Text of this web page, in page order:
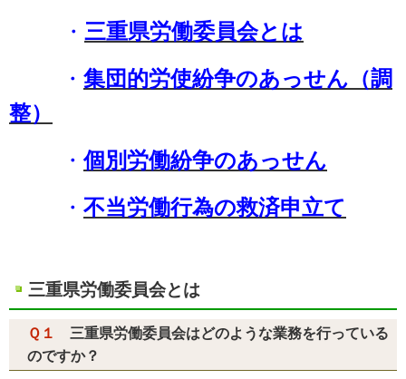
・ 三重県労働委員会とは
・ 集団的労使紛争のあっせん（調
整）
・個別労働紛争のあっせん
・ 不当労働行為の救済申立て
三重県労働委員会とは
Ｑ１
三重県労働委員会はどのような業務を行っている
のですか？